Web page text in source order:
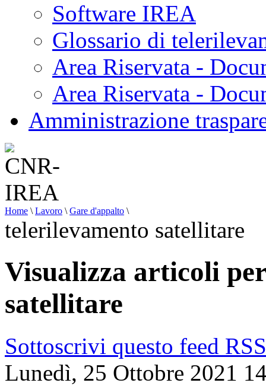
Software IREA
Glossario di
Area Riservata -
Area Riservata -
Amministrazione
Home \ Lavoro \ Gare d'appalto \
telerilevamento satellitare
Visualizza articoli
satellitare
Sottoscrivi questo feed RSS
Lunedì, 25 Ottobre 2021